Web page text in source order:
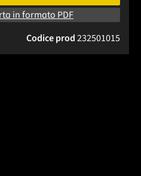
in formato PDF
Codice prod232501015